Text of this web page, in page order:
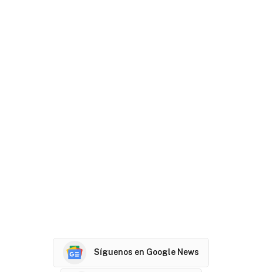
Síguenos en Google News